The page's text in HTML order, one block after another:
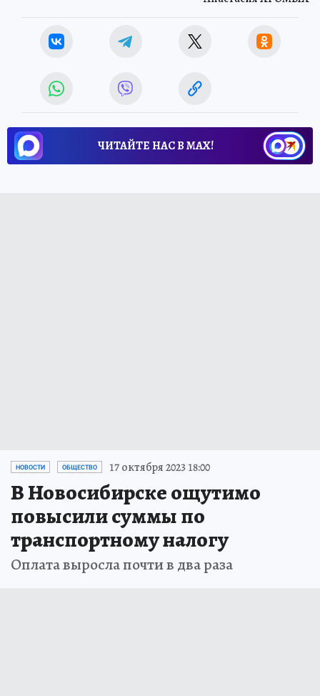
17 октября 2023 18:00
В Новосибирске ощутимо
повысили суммы по
транспортному налогу
Оплата выросла почти в два раза